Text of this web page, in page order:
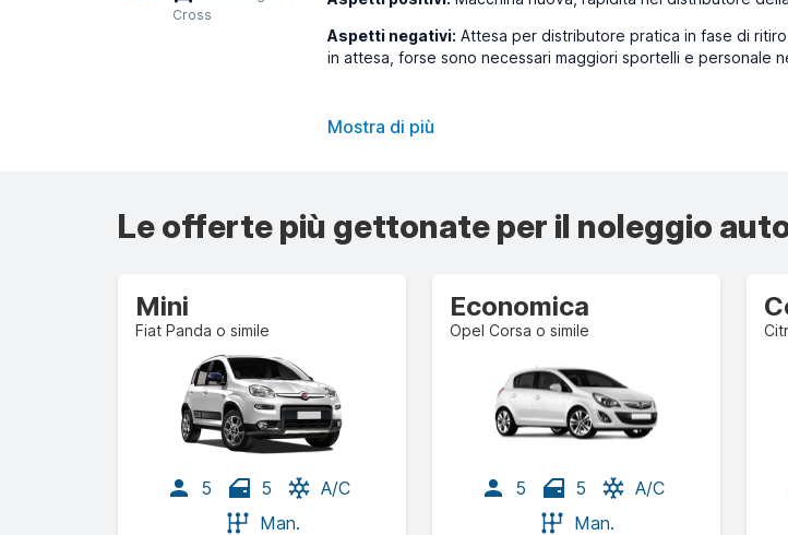
Cross
Aspetti negativi: Attesa per distributore pratica in fase di
in attesa, forse sono necessari maggiori sportelli e personale
Mostra di più
Le offerte più gettonate per il noleggio
Mini
Fiat Panda o simile
5 5
A/C
Man.
Economica
Opel Corsa o simile
5 5
A/C
Man.